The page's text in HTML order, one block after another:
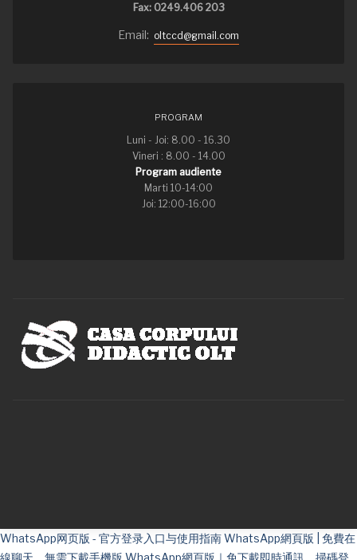
Fax: 0249.406 203
Email: oltccd@gmail.com
PROGRAM
Luni - Joi: 8.00 - 16.30
Vineri : 8.00 - 14.00
Program audiente
Marti 10-14:00
Joi: 12:00-16:00
WhatsApp网页版 - 官方登录入口与使用指南WhatsApp網頁版 | 免費在
線聊天，無需下載手機版 WhatsApp網頁版｜免下載即時通訊，掃碼登